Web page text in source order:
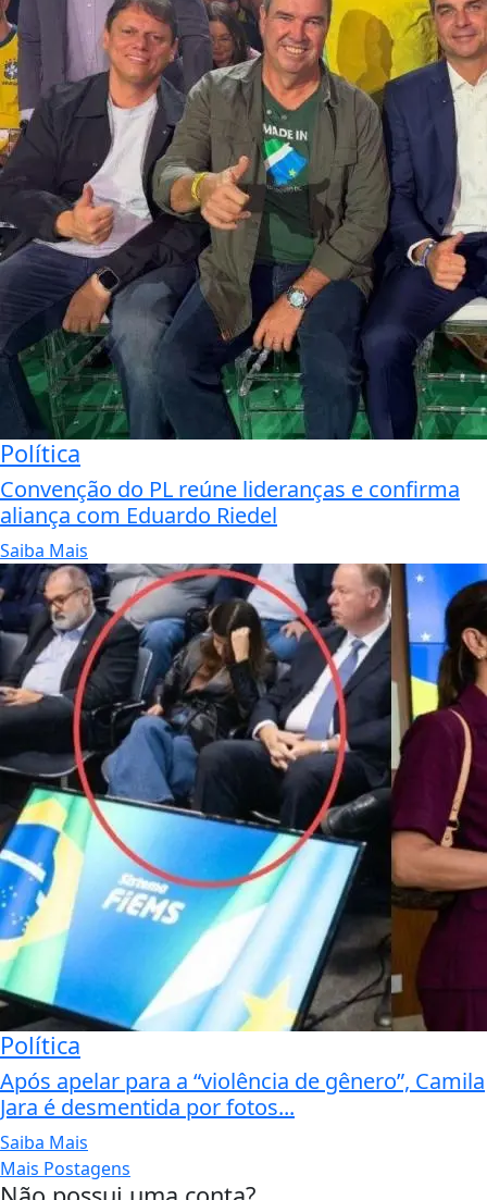
Política
Convenção do PL reúne lideranças e confirma
aliança com Eduardo Riedel
Saiba Mais
Política
Após apelar para a “violência de gênero”, Camila
Jara é desmentida por fotos...
Saiba Mais
Mais Postagens